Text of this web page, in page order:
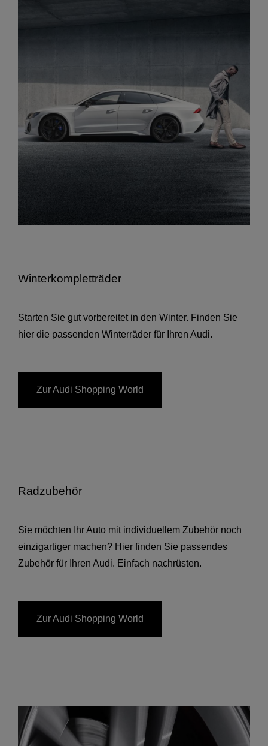
Winterkompletträder
Starten Sie gut vorbereitet in den Winter. Finden Sie
hier die passenden Winterräder für Ihren Audi.
Zur Audi Shopping World
Radzubehör
Sie möchten Ihr Auto mit individuellem Zubehör noch
einzigartiger machen? Hier finden Sie passendes
Zubehör für Ihren Audi. Einfach nachrüsten.
Zur Audi Shopping World